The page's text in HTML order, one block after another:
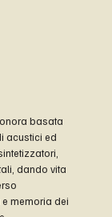
basata
acustici ed
dando vita
memoria dei